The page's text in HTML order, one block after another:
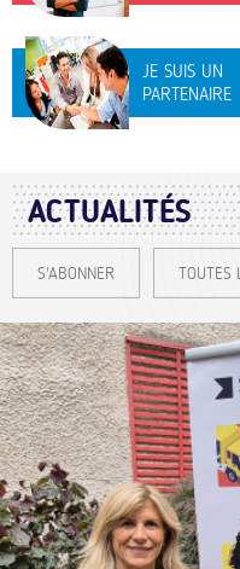
JE SUIS UN
PARTENAIRE
ACTUALITÉS
S'ABONNER TOUTES